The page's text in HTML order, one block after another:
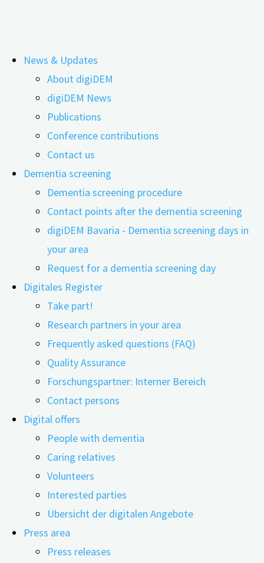
to
content
News & Updates
About digiDEM
digiDEM News
Publications
Conference contributions
Contact us
Dementia screening
Dementia screening procedure
Contact points after the dementia screening
digiDEM Bavaria - Dementia screening days in
your area
Request for a dementia screening day
Digitales Register
Take part!
Research partners in your area
Frequently asked questions (FAQ)
Quality Assurance
Forschungspartner: Interner Bereich
Contact persons
Digital offers
People with dementia
Caring relatives
Volunteers
Interested parties
Übersicht der digitalen Angebote
Press area
Press releases
Demenz im Fokus
Demenz – was ist das?
Demenz ist eine fortschreitende Erkrankung der
Nervenzellen im Gehirn, die zu einer allgemeinen
Verschlechterung der kognitiven Fähigkeiten der
Betroffen führt. Bei diesen Fähigkeiten handelt es sich
unter anderem um die Aufmerksamkeit, die Sprache,
das Denkvermögen und den Orientierungssinn.
Zusätzlich können je nach Ursache weitere Symptome
hinzukommen. Die Wahrscheinlichkeit einer
Demenzerkrankung nimmt mit steigendem Alter zu (1).